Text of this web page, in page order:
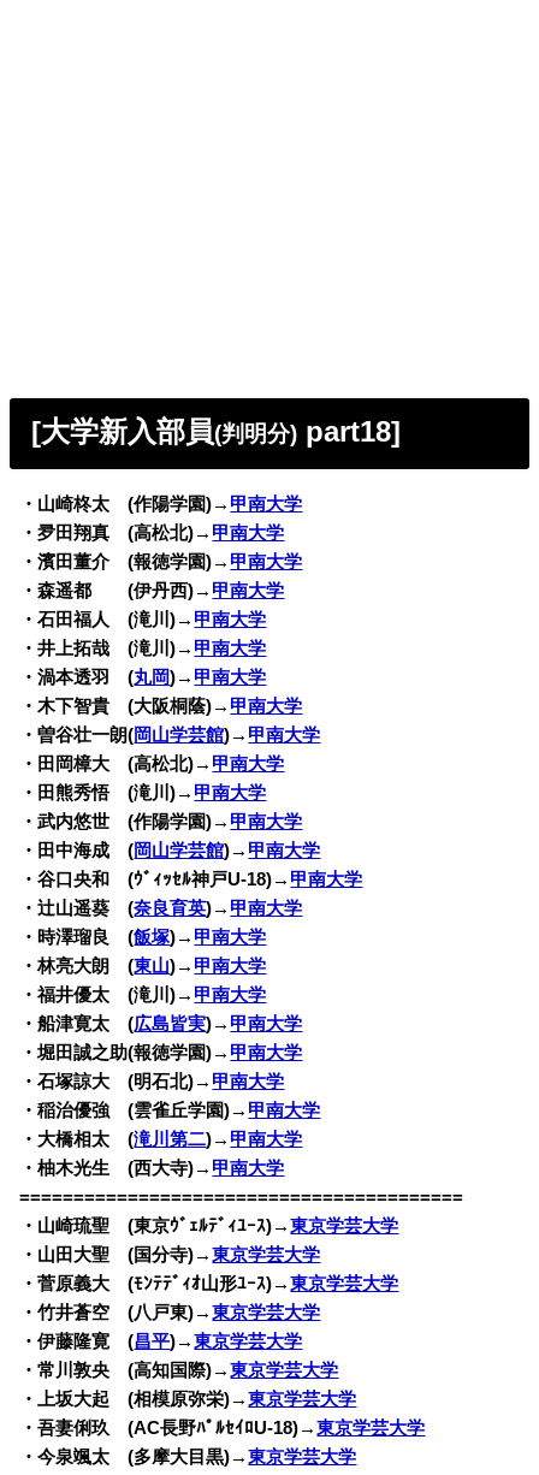
[大学新入部員(判明分) part18]
・山崎柊太 (作陽学園)→ 甲南大学
・夛田翔真 (高松北)→ 甲南大学
・濱田董介 (報徳学園)→ 甲南大学
・森遥都 (伊丹西)→ 甲南大学
・石田福人 (滝川)→ 甲南大学
・井上拓哉 (滝川)→ 甲南大学
・渦本透羽 (丸岡)→ 甲南大学
・木下智貴 (大阪桐蔭)→ 甲南大学
・曽谷壮一朗(岡山学芸館)→ 甲南大学
・田岡樟大 (高松北)→ 甲南大学
・田熊秀悟 (滝川)→ 甲南大学
・武内悠世 (作陽学園)→ 甲南大学
・田中海成 (岡山学芸館)→ 甲南大学
・谷口央和 (ｳﾞｨｯｾﾙ神戸U-18)→ 甲南大学
・辻山遥葵 (奈良育英)→ 甲南大学
・時澤瑠良 (飯塚)→ 甲南大学
・林亮大朗 (東山)→ 甲南大学
・福井優太 (滝川)→ 甲南大学
・船津寛太 (広島皆実)→ 甲南大学
・堀田誠之助(報徳学園)→ 甲南大学
・石塚諒大 (明石北)→ 甲南大学
・稲治優強 (雲雀丘学園)→ 甲南大学
・大橋相太 (滝川第二)→ 甲南大学
・柚木光生 (西大寺)→ 甲南大学
=========================================
・山崎琉聖 (東京ｳﾞｪﾙﾃﾞｨﾕｰｽ)→東京学芸大学
・山田大聖 (国分寺)→東京学芸大学
・菅原義大 (ﾓﾝﾃﾃﾞｨｵ山形ﾕｰｽ)→東京学芸大学
・竹井蒼空 (八戸東)→東京学芸大学
・伊藤隆寛 (昌平)→東京学芸大学
・常川敦央 (高知国際)→東京学芸大学
・上坂大起 (相模原弥栄)→東京学芸大学
・吾妻俐玖 (AC長野ﾊﾟﾙｾｲﾛU-18)→東京学芸大学
・今泉颯太 (多摩大目黒)→東京学芸大学